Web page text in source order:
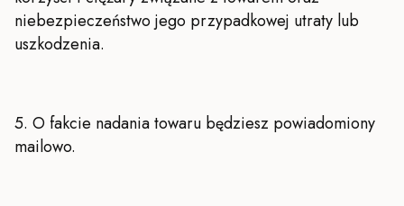
niebezpieczeństwo jego przypadkowej utraty lub
uszkodzenia.
5. O fakcie nadania towaru będziesz powiadomiony
mailowo.